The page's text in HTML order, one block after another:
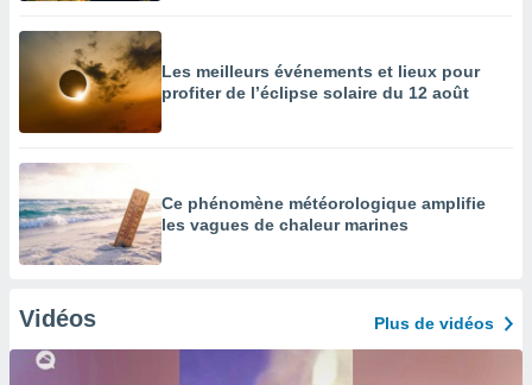
Les meilleurs événements et lieux pour
profiter de l’éclipse solaire du 12 août
Ce phénomène météorologique amplifie
les vagues de chaleur marines
Vidéos Plus de vidéos